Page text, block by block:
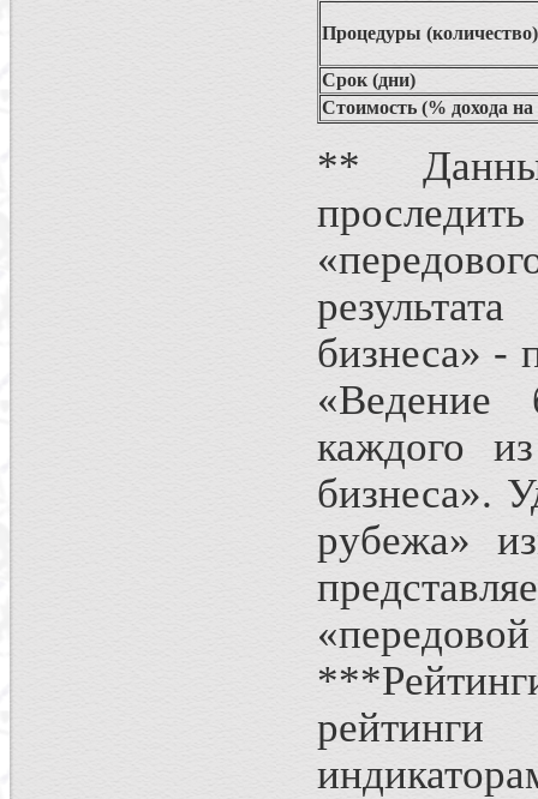
Процедуры (количество)
Срок (дни)
Стоимость (% дохода
**
бизнеса» -
«Ведение
каждого
бизнеса».
рубежа»